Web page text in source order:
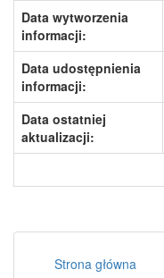
Data wytworzenia
informacji:
Data udostępnienia
informacji:
Data ostatniej
aktualizacji:
Strona główna